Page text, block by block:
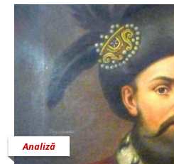
Analiză